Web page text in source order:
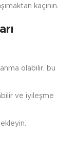
kaçının.
olabilir, bu
ve iyileşme